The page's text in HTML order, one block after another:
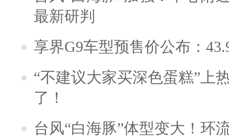
最新研判
享界G9车型预售价公布：
“不建议大家买深色蛋糕”上
了！
台风“白海豚”体型变大！环